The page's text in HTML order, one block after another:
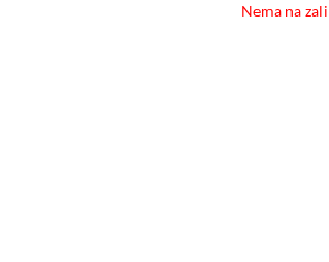
Nema na